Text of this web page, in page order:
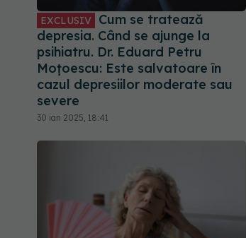
EXCLUSIV
Cum se tratează
depresia. Când se ajunge la
psihiatru. Dr. Eduard Petru
Moțoescu: Este salvatoare în
cazul depresiilor moderate sau
severe
30 ian 2025, 18:41